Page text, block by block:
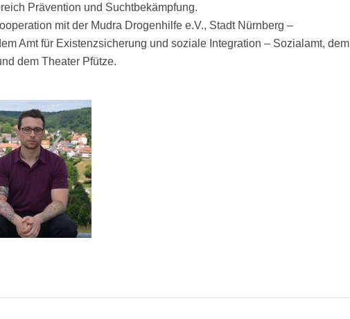
Prävention und Suchtbekämpfung.
mit der Mudra Drogenhilfe e.V., Stadt Nürnberg –
Amt für Existenzsicherung und soziale Integration – Sozialamt, dem
dem Theater Pfütze.